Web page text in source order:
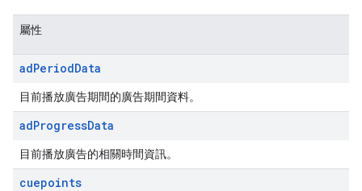
屬性
adPeriodData
目前播放廣告期間的廣告期間資料。
adProgressData
目前播放廣告的相關時間資訊。
cuepoints